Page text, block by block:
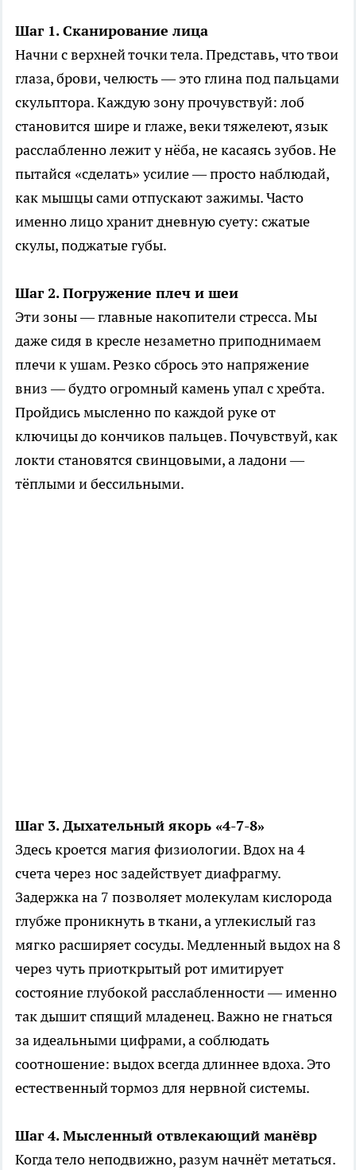
Шаг 1. Сканирование лица
Начни с верхней точки тела. Представь, что твои
глаза, брови, челюсть — это глина под пальцами
скульптора. Каждую зону прочувствуй: лоб
становится шире и глаже, веки тяжелеют, язык
расслабленно лежит у нёба, не касаясь зубов. Не
пытайся «сделать» усилие — просто наблюдай,
как мышцы сами отпускают зажимы. Часто
именно лицо хранит дневную суету: сжатые
скулы, поджатые губы.
Шаг 2. Погружение плеч и шеи
Эти зоны — главные накопители стресса. Мы
даже сидя в кресле незаметно приподнимаем
плечи к ушам. Резко сбрось это напряжение
вниз — будто огромный камень упал с хребта.
Пройдись мысленно по каждой руке от
ключицы до кончиков пальцев. Почувствуй, как
локти становятся свинцовыми, а ладони —
тёплыми и бессильными.
Шаг 3. Дыхательный якорь «4-7-8»
Здесь кроется магия физиологии. Вдох на 4
счета через нос задействует диафрагму.
Задержка на 7 позволяет молекулам кислорода
глубже проникнуть в ткани, а углекислый газ
мягко расширяет сосуды. Медленный выдох на 8
через чуть приоткрытый рот имитирует
состояние глубокой расслабленности — именно
так дышит спящий младенец. Важно не гнаться
за идеальными цифрами, а соблюдать
соотношение: выдох всегда длиннее вдоха. Это
естественный тормоз для нервной системы.
Шаг 4. Мысленный отвлекающий манёвр
Когда тело неподвижно, разум начнёт метаться.